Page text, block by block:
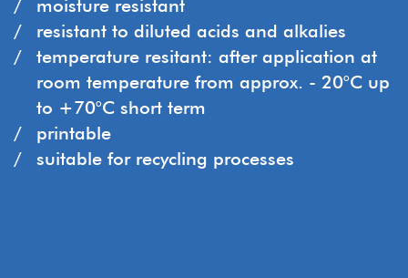
moisture resistant
resistant to diluted acids and alkalies
temperature resitant: after application at
room temperature from approx. - 20°C up
to +70°C short term
printable
suitable for recycling processes